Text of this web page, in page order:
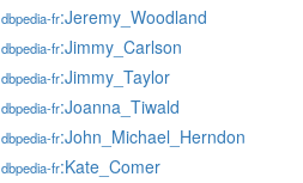
dbpedia-fr:Jeremy_Woodland
dbpedia-fr:Jimmy_Carlson
dbpedia-fr:Jimmy_Taylor
dbpedia-fr:Joanna_Tiwald
dbpedia-fr:John_Michael_Herndon
dbpedia-fr:Kate_Comer